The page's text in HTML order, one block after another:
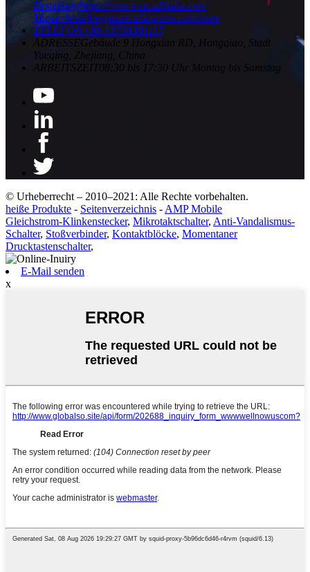
Bestellunghttps://wnrcn.en.alibaba.com
Musterbestellungwnre.aliexpress.com/store
TELEFON+86 13736381117
ADRESSEGebäude 9 Hongxian RD, Hongqiao, Stadt
Yueqing, Zhejiang, China
ARBEITSZEIT 08:30 bis 17:30 Uhr Montag bis Samstag
© Urheberrecht – 2010–2021: Alle Rechte vorbehalten.
heiße Produkte - Seitenverzeichnis - AMP Mobile
Gleichstrom-Klinkenstecker, Mikrotaktschalter, Anti-Vandalismus-
Schalter, Stoßverbinder, Kontaktblöcke, Momentaner
Drucktastenschalter,
E-Mail senden
x